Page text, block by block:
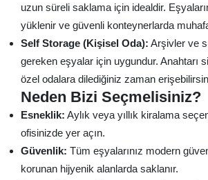
uzun süreli saklama için idealdir.
yüklenir ve güvenli konteynerlarda
Self Storage (Kişisel Oda): Arşivler ve
gereken eşyalar için uygundur. Anahtarı
özel odalara dilediğiniz zaman
Neden Bizi Seçmelisiniz?
Esneklik: Aylık veya yıllık kiralama
ofisinizde yer açın.
Güvenlik: Tüm eşyalarınız modern
korunan hijyenik alanlarda saklanır.